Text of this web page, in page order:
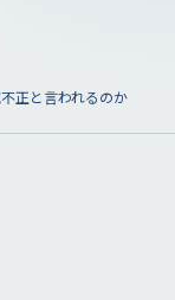
正と言われるのか